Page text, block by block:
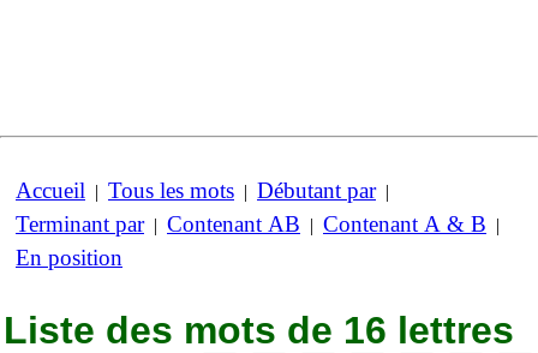
Accueil | Tous les mots | Débutant par|
Terminant par| Contenant AB | Contenant A & B |
En position
Liste des mots de 16 lettres